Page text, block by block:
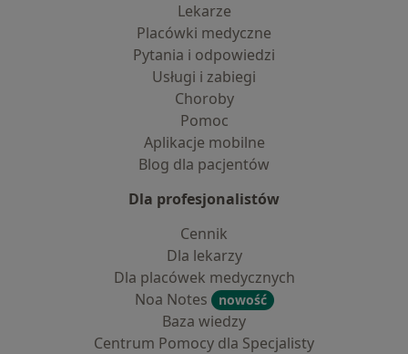
Lekarze
Placówki medyczne
Pytania i odpowiedzi
Usługi i zabiegi
Choroby
Pomoc
Aplikacje mobilne
Blog dla pacjentów
Dla profesjonalistów
Cennik
Dla lekarzy
Dla placówek medycznych
Noa Notes
nowość
Baza wiedzy
Centrum Pomocy dla Specjalisty